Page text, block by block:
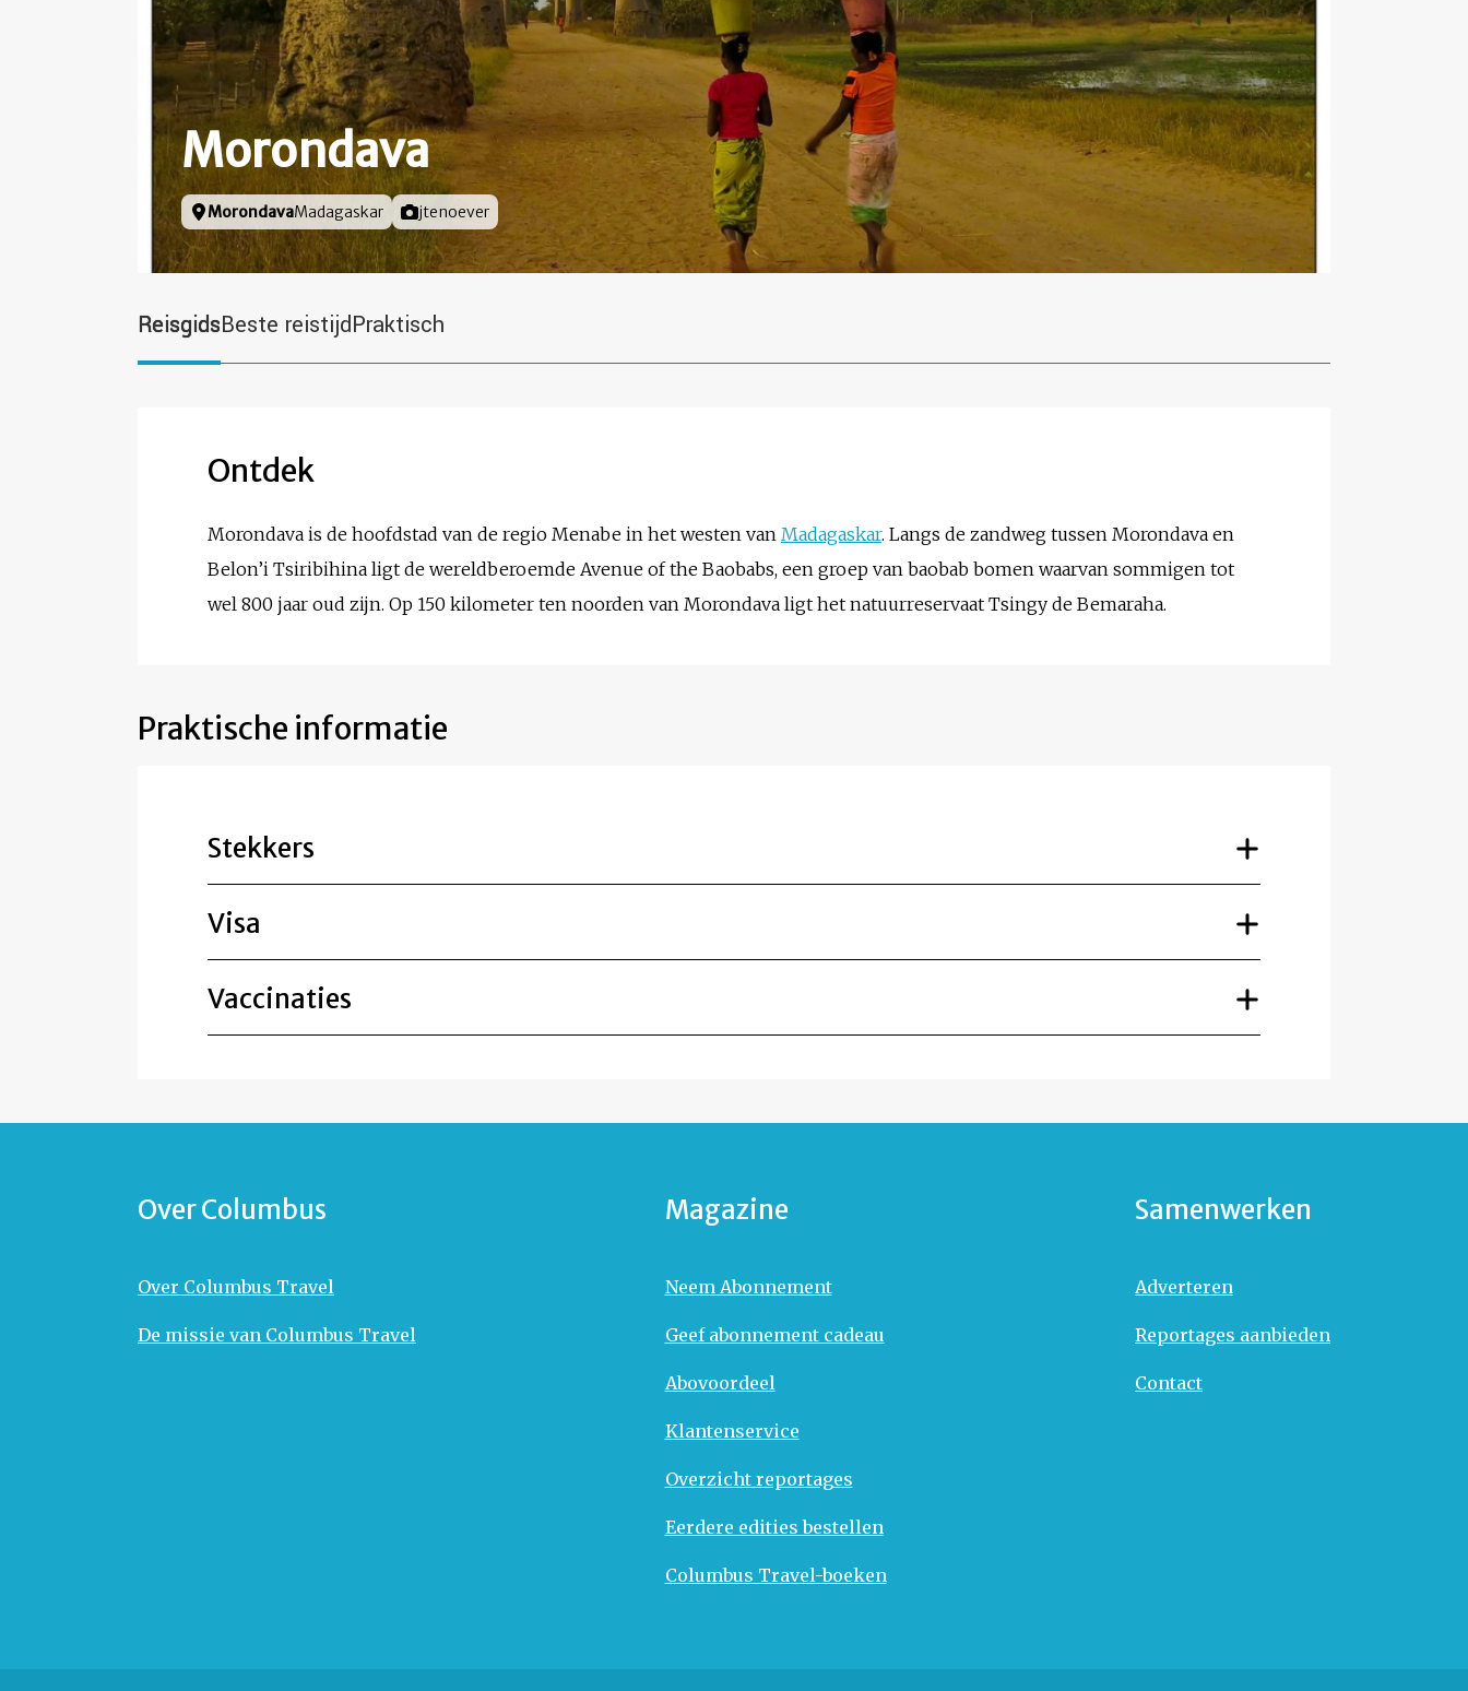
Morondava
Locatie
MorondavaMadagaskar Foto door
jtenoever
ReisgidsBeste reistijdPraktisch
Ontdek
Morondava is de hoofdstad van de regio Menabe in het westen van Madagaskar. Langs de zandweg tussen Morondava en
Belon’i Tsiribihina ligt de wereldberoemde Avenue of the Baobabs, een groep van baobab bomen waarvan sommigen tot
wel 800 jaar oud zijn. Op 150 kilometer ten noorden van Morondava ligt het natuurreservaat Tsingy de Bemaraha.
Praktische informatie
Stekkers
Visa
Vaccinaties
Over Columbus
Over Columbus Travel
De missie van Columbus Travel
Magazine
Neem Abonnement
Geef abonnement cadeau
Abovoordeel
Klantenservice
Overzicht reportages
Eerdere edities bestellen
Columbus Travel-boeken
Samenwerken
Adverteren
Reportages aanbieden
Contact